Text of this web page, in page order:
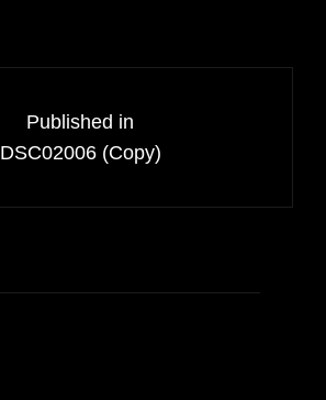
Published in
DSC02006 (Copy)